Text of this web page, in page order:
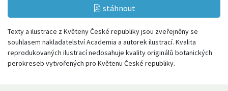
stáhnout
Texty a ilustrace z Květeny České republiky jsou zveřejněny se
souhlasem nakladatelství Academia a autorek ilustrací. Kvalita
reprodukovaných ilustrací nedosahuje kvality originálů botanických
perokreseb vytvořených pro Květenu České republiky.